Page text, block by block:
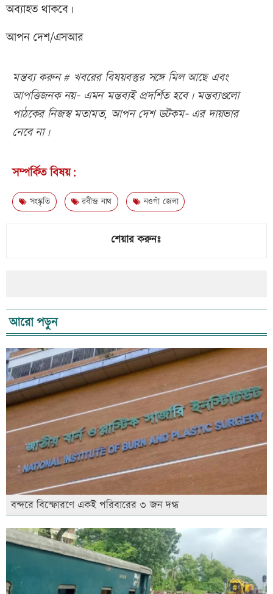
অব্যাহত থাকবে।
আপন দেশ/এসআর
মন্তব্য করুন # খবরের বিষয়বস্তুর সঙ্গে মিল আছে এবং
আপত্তিজনক নয়- এমন মন্তব্যই প্রদর্শিত হবে। মন্তব্যগুলো
পাঠকের নিজস্ব মতামত, আপন দেশ ডটকম- এর দায়ভার
নেবে না।
সম্পর্কিত বিষয়:
সংস্কৃতি রবীন্দ্র নাথ নওগাঁ জেলা
শেয়ার করুনঃ
আরো পড়ুন
বন্দরে বিস্ফোরণে একই পরিবারের ৩ জন দগ্ধ